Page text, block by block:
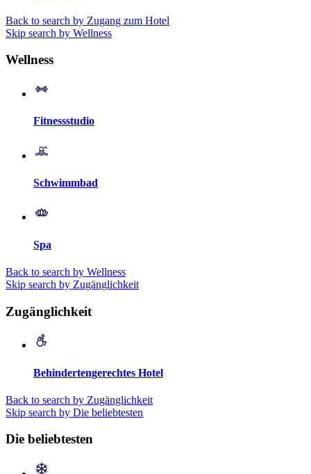
Back to search by Zugang zum Hotel
Skip search by Wellness
Wellness
Fitnessstudio
Schwimmbad
Spa
Back to search by Wellness
Skip search by Zugänglichkeit
Zugänglichkeit
Behindertengerechtes Hotel
Back to search by Zugänglichkeit
Skip search by Die beliebtesten
Die beliebtesten